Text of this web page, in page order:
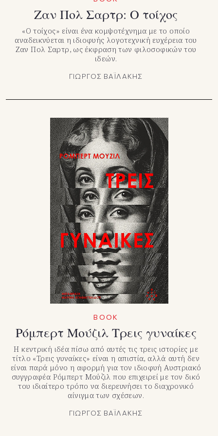
Ζαν Πολ Σαρτρ: Ο τοίχος
«Ο τοίχος» είναι ένα κομψοτέχνημα με το οποίο
αναδεικνύεται η ιδιοφυής λογοτεχνική ευχέρεια του
Ζαν Πολ Σαρτρ, ως έκφραση των φιλοσοφικών του
ιδεών.
ΓΙΩΡΓΟΣ ΒΑΪΛΑΚΗΣ
BOOK
Ρόμπερτ Μούζιλ Τρεις γυναίκες
Η κεντρική ιδέα πίσω από αυτές τις τρεις ιστορίες με
τίτλο «Τρεις γυναίκες» είναι η απιστία, αλλά αυτή δεν
είναι παρά μόνο η αφορμή για τον ιδιοφυή Αυστριακό
συγγραφέα Ρόμπερτ Μούζιλ που επιχειρεί με τον δικό
του ιδιαίτερο τρόπο να διερευνήσει το διαχρονικό
αίνιγμα των σχέσεων.
ΓΙΩΡΓΟΣ ΒΑΪΛΑΚΗΣ